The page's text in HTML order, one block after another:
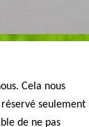
Cela nous
seulement
de ne pas